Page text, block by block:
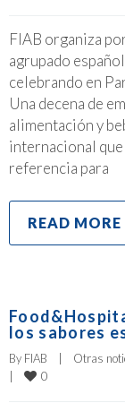
FIAB organiza
agrupado
celebrando en
Una decena de
alimentación y
internacional
referencia para
READ MORE
los sabores
By FIAB Otras
0